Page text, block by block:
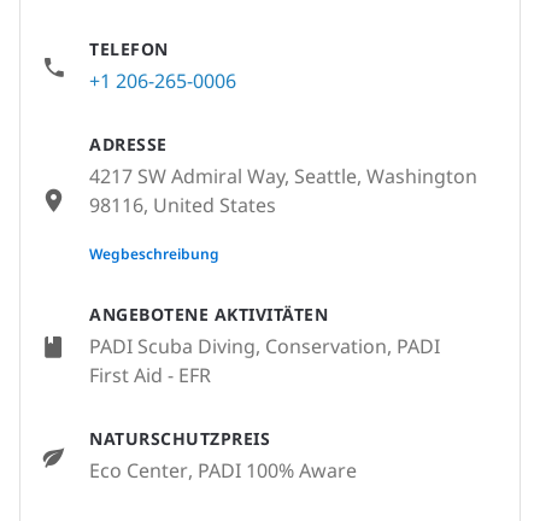
ANGEBOTENE AKTIVITÄTEN
PADI Scuba Diving, Conservation, PADI
First Aid - EFR
NATURSCHUTZPREIS
Eco Center, PADI 100% Aware
TELEFON
+1 206-265-0006
ADRESSE
4217 SW Admiral Way, Seattle, Washington
98116, United States
None
Wegbeschreibung